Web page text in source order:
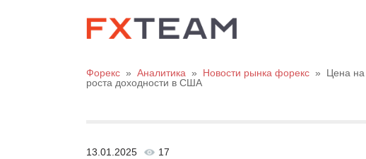
Форекс » Аналитика » Новости рынка форекс »
Цена
роста доходности в США
13.01.2025 17